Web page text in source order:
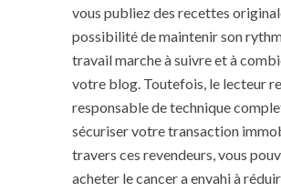
vous publiez des recettes
possibilité de maintenir son
travail marche à suivre et à
votre blog. Toutefois, le lecteur
responsable de technique
sécuriser votre transaction
travers ces revendeurs, vous
acheter le cancer a envahi à